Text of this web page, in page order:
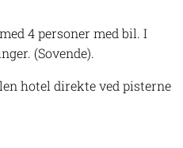
4 personer med bil. I
(Sovende).
hotel direkte ved pisterne